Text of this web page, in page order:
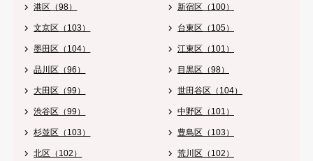
港区（98） 新宿区（100）
文京区（103） 台東区（105）
墨田区（104） 江東区（101）
品川区（96） 目黒区（98）
大田区（99） 世田谷区（104）
渋谷区（99） 中野区（101）
杉並区（103） 豊島区（103）
北区（102） 荒川区（102）